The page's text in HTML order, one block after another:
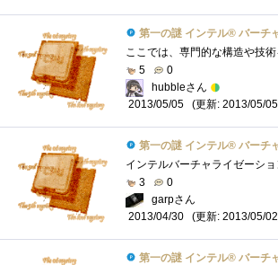
第一の謎 インテル® バーチャライゼー
5
0
hubbleさん
2013/05/05
(更新: 2013/05/
第一の謎 インテル® バーチャライゼー
3
0
garpさん
2013/04/30
(更新: 2013/05/
第一の謎 インテル® バーチャライゼー